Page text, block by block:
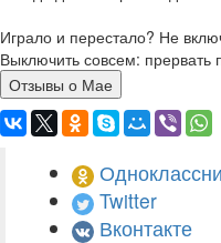
Играло и перестало? Не
Выключить совсем: прервать
Отзывы о Мае
Twitter
Вконтакте